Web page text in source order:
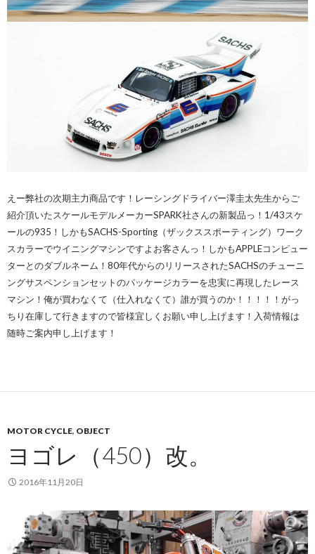
えー弊社の次期主力商品です！レーシングドライバー澤圭太先生からご
紹介頂いたスケールモデルメーカーSPARK社さんの新製品っ！1/43スケ
ールの935！しかもSACHS-Sporting（ザックススポーティング）ワーク
スカラーでウイニングマシンですよお客さんっ！しかもAPPLEコンピュー
ターとのダブルネーム！80年代からのリリースされたSACHSのチューニ
ングサスペンションセットのパッケージカラーを忠実に再現したレース
マシン！俺が買わなくて（仕入れなくて）誰が買うのか！！！！！がっ
ちり在庫して行きますので皆様宜しくお願い申し上げます！入荷情報は
随時ご案内申し上げます！
MOTOR CYCLE, OBJECT
ヨゴレ（450）改。
2016年11月20日